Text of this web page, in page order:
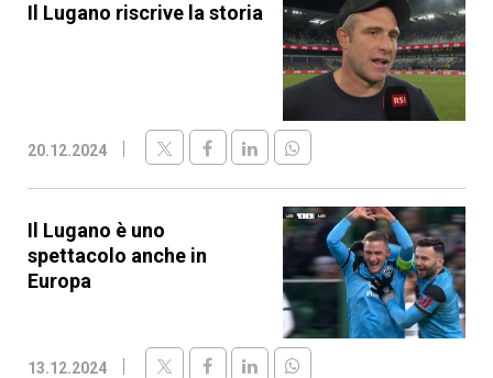
Il Lugano riscrive la storia
20.12.2024
Il Lugano è uno
spettacolo anche in
Europa
13.12.2024